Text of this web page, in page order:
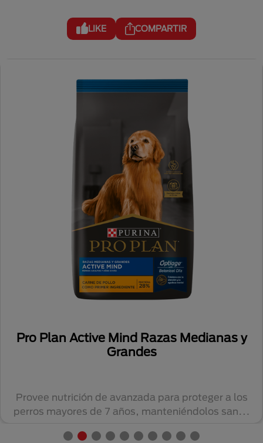
LIKE COMPARTIR
Pro Plan Active Mind Razas Medianas y
Grandes
Provee nutrición de avanzada para proteger a los
perros mayores de 7 años, manteniéndolos sanos